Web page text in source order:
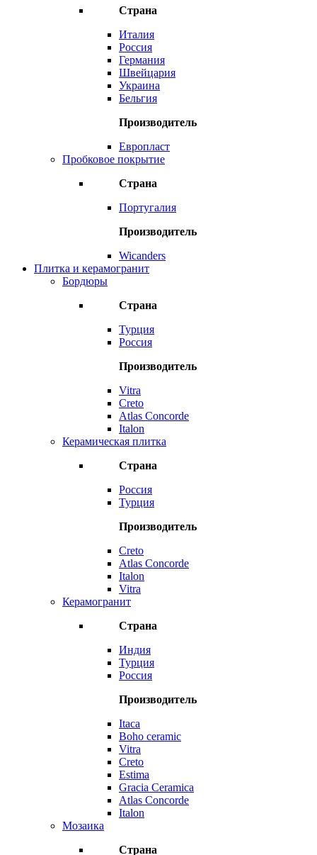
Страна
Италия
Россия
Германия
Швейцария
Украина
Бельгия
Производитель
Европласт
Пробковое покрытие
Страна
Португалия
Производитель
Wicanders
Плитка и керамогранит
Бордюры
Страна
Турция
Россия
Производитель
Vitra
Creto
Atlas Concorde
Italon
Керамическая плитка
Страна
Россия
Турция
Производитель
Creto
Atlas Concorde
Italon
Vitra
Керамогранит
Страна
Индия
Турция
Россия
Производитель
Itaca
Boho ceramic
Vitra
Creto
Estima
Gracia Ceramica
Atlas Concorde
Italon
Мозаика
Страна